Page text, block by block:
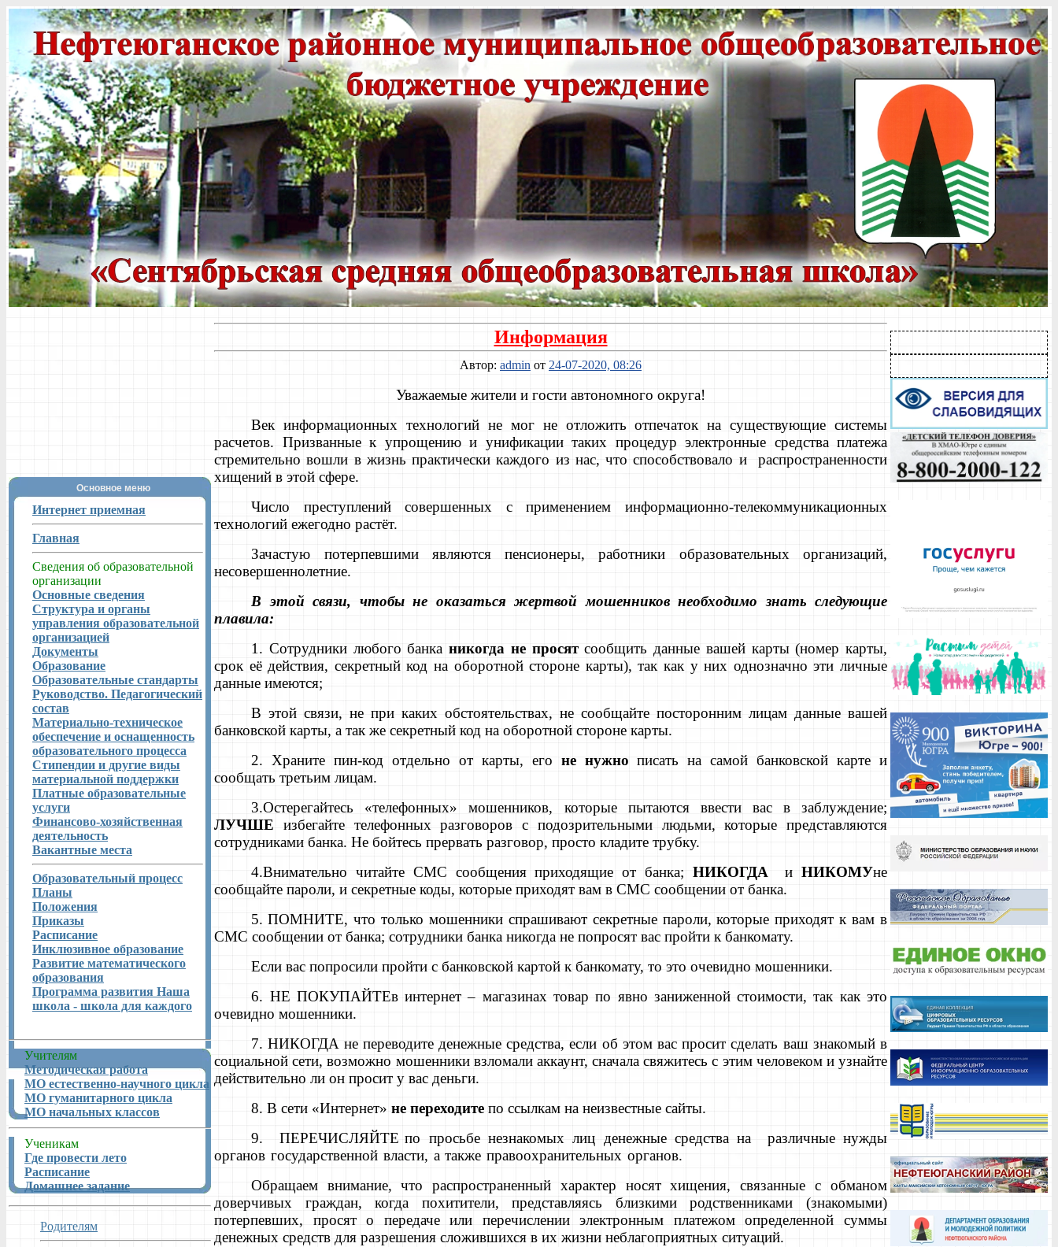
Основное меню
Интернет приемная
Главная
Сведения об образовательной
организации
Основные сведения
Структура и органы
управления образовательной
организацией
Документы
Образование
Образовательные стандарты
Руководство. Педагогический
состав
Материально-техническое
обеспечение и оснащенность
образовательного процесса
Стипендии и другие виды
материальной поддержки
Платные образовательные
услуги
Финансово-хозяйственная
деятельность
Вакантные места
Образовательный процесс
Планы
Положения
Приказы
Расписание
Инклюзивное образование
Развитие математического
образования
Программа развития Наша
школа - школа для каждого
Учителям
Методическая работа
МО естественно-научного цикла
МО гуманитарного цикла
МО начальных классов
Ученикам
Где провести лето
Расписание
Домашнее задание
Родителям
Информация
Автор: admin от 24-07-2020, 08:26
Уважаемые жители и гости автономного округа!
Век информационных технологий не мог не отложить отпечаток на существующие системы
расчетов. Призванные к упрощению и унификации таких процедур электронные средства платежа
стремительно вошли в жизнь практически каждого из нас, что способствовало и распространенности
хищений в этой сфере.
Число преступлений совершенных с применением информационно-телекоммуникационных
технологий ежегодно растёт.
Зачастую потерпевшими являются пенсионеры, работники образовательных организаций,
несовершеннолетние.
В этой связи, чтобы не оказаться жертвой мошенников необходимо знать следующие
плавила:
1. Сотрудники любого банканикогда не просятсообщить данные вашей карты (номер карты,
срок её действия, секретный код на оборотной стороне карты), так как у них однозначно эти личные
данные имеются;
В этой связи, не при каких обстоятельствах, не сообщайте посторонним лицам данные вашей
банковской карты, а так же секретный код на оборотной стороне карты.
2.
Храните пин-код отдельно от карты, его не нужно писать на самой банковской карте и
сообщать третьим лицам.
3.Остерегайтесь «телефонных» мошенников, которые пытаются ввести вас в заблуждение;
ЛУЧШЕ избегайте телефонных разговоров с подозрительными людьми, которые представляются
сотрудниками банка. Не бойтесь прервать разговор, просто кладите трубку.
4.Внимательно читайте СМС сообщения приходящие от банка; НИКОГДА иНИКОМУне
сообщайте пароли, и секретные коды, которые приходят вам в СМС сообщении от банка.
5. ПОМНИТЕ, что только мошенники спрашивают секретные пароли, которые приходят к вам в
СМС сообщении от банка; сотрудники банка никогда не попросят вас пройти к банкомату.
Если вас попросили пройти с банковской картой к банкомату, то это очевидно мошенники.
6. НЕ ПОКУПАЙТЕв интернет – магазинах товар по явно заниженной стоимости, так как это
очевидно мошенники.
7. НИКОГДА не переводите денежные средства, если об этом вас просит сделать ваш знакомый в
социальной сети, возможно мошенники взломали аккаунт, сначала свяжитесь с этим человеком и узнайте
действительно ли он просит у вас деньги.
8. В сети «Интернет»не переходите по ссылкам на неизвестные сайты.
9. ПЕРЕЧИСЛЯЙТЕ по просьбе незнакомых лиц денежные средства на различные нужды
органов государственной власти, а также правоохранительных органов.
Обращаем внимание, что распространенный характер носят хищения, связанные с обманом
доверчивых граждан, когда похитители, представляясь близкими родственниками (знакомыми)
потерпевших, просят о передаче или перечислении электронным платежом определенной суммы
денежных средств для разрешения сложившихся в их жизни неблагоприятных ситуаций.